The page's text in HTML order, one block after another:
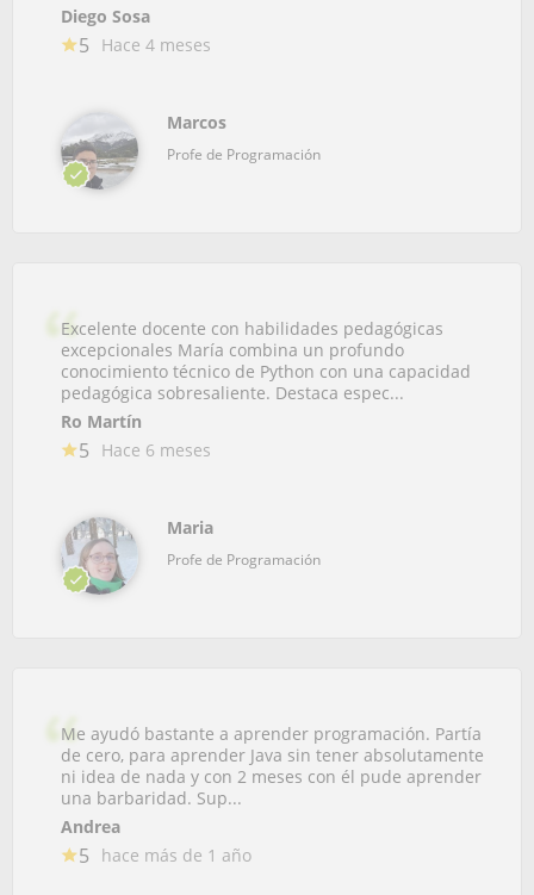
Diego Sosa
5 Hace 4 meses
Marcos
Profe de Programación
Excelente docente con habilidades pedagógicas
excepcionales María combina un profundo
conocimiento técnico de Python con una capacidad
pedagógica sobresaliente. Destaca espec...
Ro Martín
5 Hace 6 meses
Maria
Profe de Programación
Me ayudó bastante a aprender programación. Partía
de cero, para aprender Java sin tener absolutamente
ni idea de nada y con 2 meses con él pude aprender
una barbaridad. Sup...
Andrea
5 hace más de 1 año